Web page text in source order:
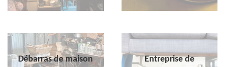
Débarras de maison
Entreprise de